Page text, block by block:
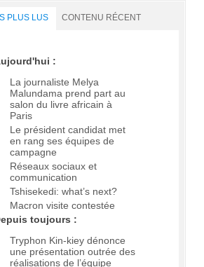
PLUS LUS CONTENU RÉCENT
:
La journaliste Melya
Malundama prend part au
salon du livre africain à
Paris
Le président candidat met
en rang ses équipes de
campagne
Réseaux sociaux et
communication
Tshisekedi: what’s next?
Macron visite contestée
toujours :
Tryphon Kin-kiey dénonce
une présentation outrée des
réalisations de l’équipe